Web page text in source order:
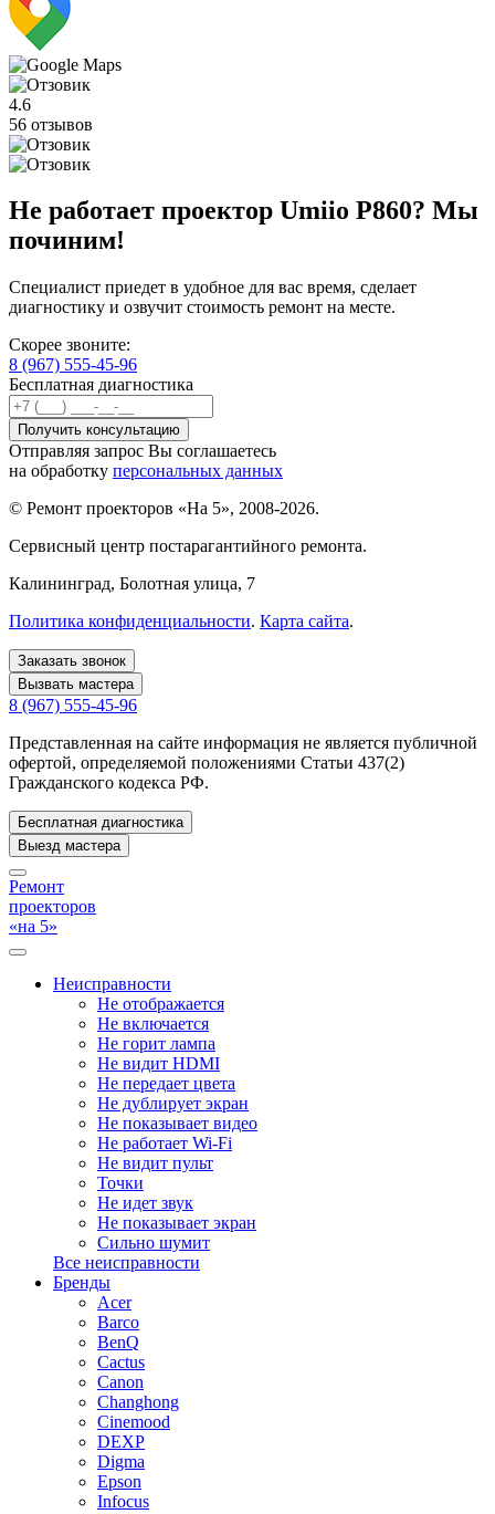
4.6
56 отзывов
Не работает проектор Umiio P860? Мы
починим!
Специалист приедет в удобное для вас время, сделает
диагностику и озвучит стоимость ремонт на месте.
Скорее звоните:
8 (967) 555-45-96
Бесплатная диагностика
Отправляя запрос Вы соглашаетесь
на обработку персональных данных
© Ремонт проекторов «На 5», 2008-2026.
Сервисный центр постарагантийного ремонта.
Калининград, Болотная улица, 7
Политика конфиденциальности. Карта сайта.
Заказать звонок
Вызвать мастера
8 (967) 555-45-96
Представленная на сайте информация не является публичной
офертой, определяемой положениями Статьи 437(2)
Гражданского кодекса РФ.
Бесплатная диагностика
Выезд мастера
Ремонт
проекторов
«на 5»
Неисправности
Не отображается
Не включается
Не горит лампа
Не видит HDMI
Не передает цвета
Не дублирует экран
Не показывает видео
Не работает Wi-Fi
Не видит пульт
Точки
Не идет звук
Не показывает экран
Сильно шумит
Все неисправности
Бренды
Acer
Barco
BenQ
Cactus
Canon
Changhong
Cinemood
DEXP
Digma
Epson
Infocus